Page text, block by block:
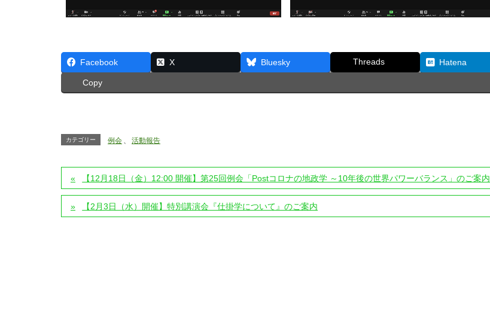
Facebook X Bluesky Threads Hatena
Copy
カテゴリー 例会 、 活動報告
【12月18日（金）12:00 開催】第25回例会「Postコロナの地政学 ～10年後の世界パワーバランス」のご案内
【2月3日（水）開催】特別講演会『仕掛学について』のご案内